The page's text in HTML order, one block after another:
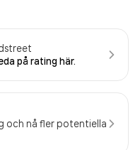
på rating här.
och nå fler potentiella